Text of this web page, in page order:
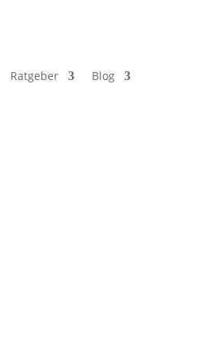
Ratgeber Blog